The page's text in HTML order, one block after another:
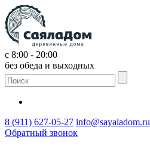
с 8:00 - 20:00
без обеда и выходных
8 (911) 627-05-27 info@sayaladom.ru
Обратный звонок